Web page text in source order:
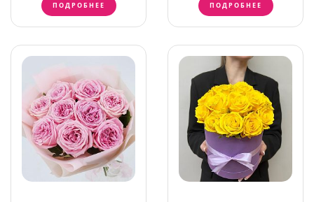
ПОДРОБНЕЕ ПОДРОБНЕЕ